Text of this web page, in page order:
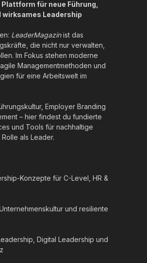
für neue Führung,
Leadership
LeaderMagazinist das
die nicht nur verwalten,
Im Fokus stehen moderne
Managementmethoden und
für eine Arbeitswelt im
Employer Branding
– hier findest du fundierte
und Tools für nachhaltige
als Leader.
Konzepte für C-Level, HR &
und resiliente
Digital Leadership und